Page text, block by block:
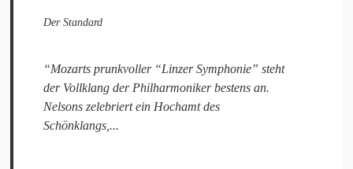
Der Standard
“Mozarts prunkvoller “Linzer Symphonie” steht
der Vollklang der Philharmoniker bestens an.
Nelsons zelebriert ein Hochamt des
Schönklangs,...